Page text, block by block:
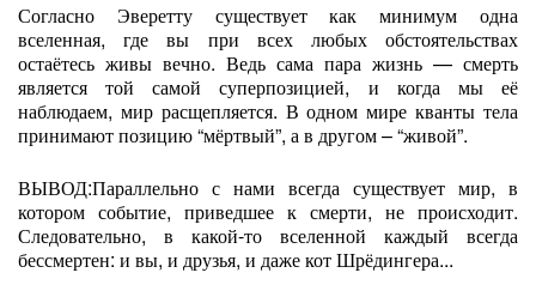
Согласно Эверетту существует как минимум одна
вселенная, где вы при всех любых обстоятельствах
остаётесь живы вечно. Ведь сама пара жизнь — смерть
является той самой суперпозицией, и когда мы её
наблюдаем, мир расщепляется. В одном мире кванты тела
принимают позицию “мёртвый”, а в другом – “живой”.
ВЫВОД:Параллельно с нами всегда существует мир, в
котором событие, приведшее к смерти, не происходит.
Следовательно, в какой-то вселенной каждый всегда
бессмертен: и вы, и друзья, и даже кот Шрёдингера...